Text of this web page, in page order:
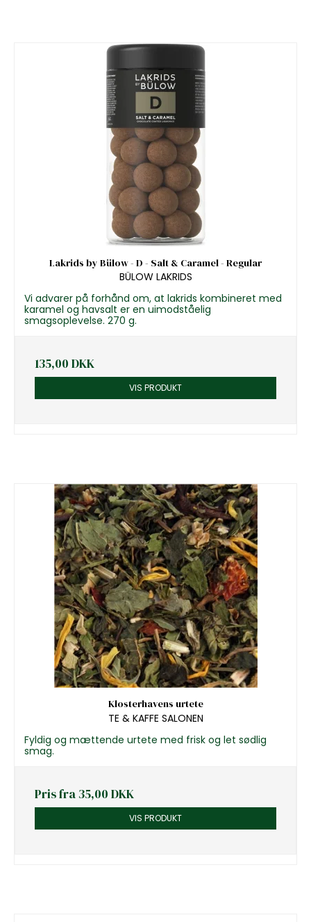
Lakrids by Bülow - D - Salt & Caramel - Regular
BÜLOW LAKRIDS
Vi advarer på forhånd om, at lakrids kombineret med
karamel og havsalt er en uimodståelig
smagsoplevelse. 270 g.
135,00 DKK
VIS PRODUKT
Klosterhavens urtete
TE & KAFFE SALONEN
Fyldig og mættende urtete med frisk og let sødlig
smag.
Pris fra35,00 DKK
VIS PRODUKT